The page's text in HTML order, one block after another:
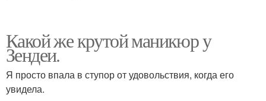
Какой же крутой маникюр у
Зендеи.
Я просто впала в ступор от удовольствия, когда его
увидела.